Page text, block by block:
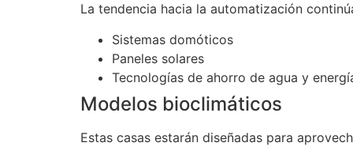
La tendencia hacia la automatización
Sistemas domóticos
Paneles solares
Tecnologías de ahorro de agua y
Modelos bioclimáticos
Estas casas estarán diseñadas para